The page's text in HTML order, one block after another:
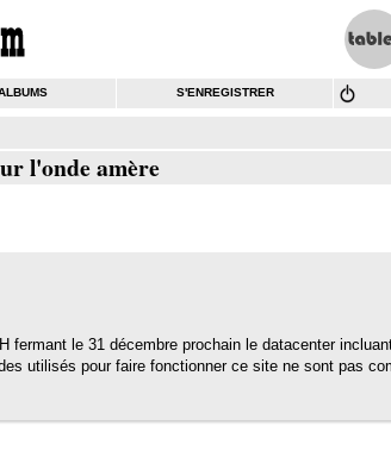
S'ENREGISTRER
l'onde amère
le 31 décembre prochain le datacenter
utilisés pour faire fonctionner ce site ne sont pas